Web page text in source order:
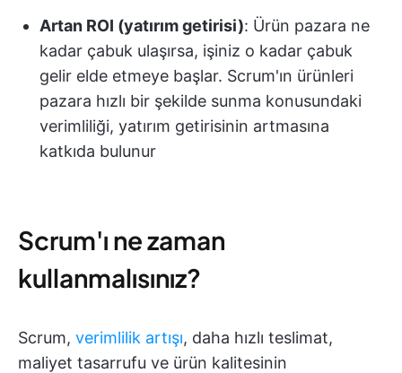
Artan ROI (yatırım getirisi): Ürün pazara ne
kadar çabuk ulaşırsa, işiniz o kadar çabuk
gelir elde etmeye başlar. Scrum'ın ürünleri
pazara hızlı bir şekilde sunma konusundaki
verimliliği, yatırım getirisinin artmasına
katkıda bulunur
Scrum'ı ne zaman
kullanmalısınız?
Scrum, verimlilik artışı, daha hızlı teslimat,
maliyet tasarrufu ve ürün kalitesinin